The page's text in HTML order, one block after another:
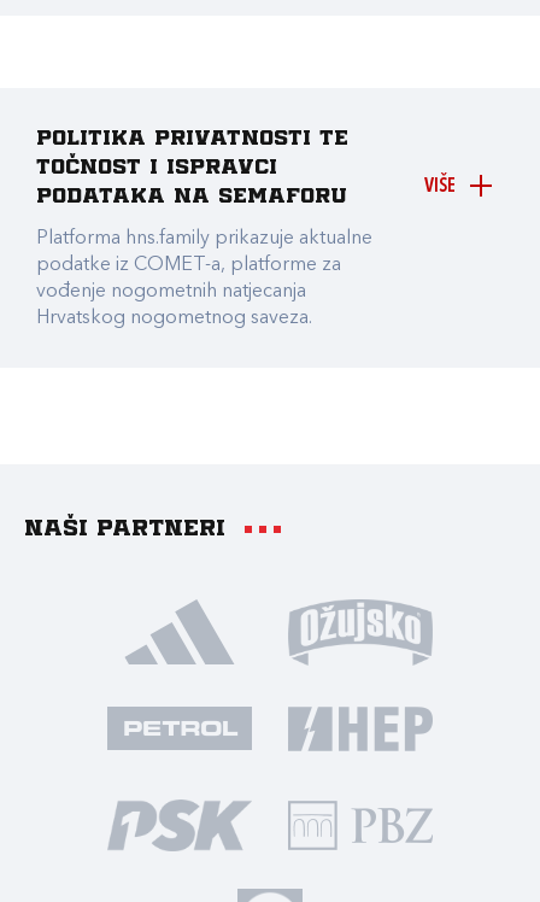
VIŠE
Politika privatnosti te
točnost i ispravci
podataka na Semaforu
Platforma hns.family prikazuje aktualne
podatke iz COMET-a, platforme za
vođenje nogometnih natjecanja
Hrvatskog nogometnog saveza.
Naši partneri